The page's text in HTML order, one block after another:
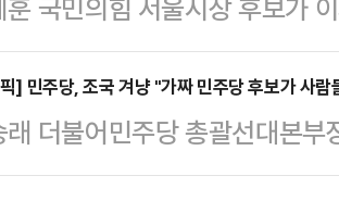
요한지, 경기도에 어떤 걸 도
고 계신 분"이라…
유세 이 대통령에 대한 비판을
이렇듯 수위 높은 비판을 쏟
투표 관련 논란'이 자리 잡고
센터에 마련된 사전투표소를
직원에게 "…
훈 국민의힘 서울시장 후보가
을 두고 "'나는 대통령이니까.
했다.오 후보는 30일 강서구
기에 앞서, 기자들과 만나 "이
쉽게 납득하기 어려운 비상식
] 민주당, 조국 겨냥 "가짜 민주당 후보가 사
래 더불어민주당 총괄선대본
주당 후보가 마치 진짜 후보인